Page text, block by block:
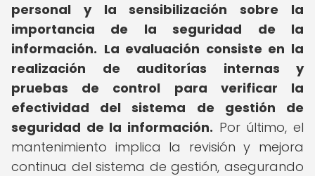
personal y la sensibilización sobre la
importancia de la seguridad de la
información. La evaluación consiste en la
realización de auditorías internas y
pruebas de control para verificar la
efectividad del sistema de gestión de
seguridad de la información. Por último, el
mantenimiento implica la revisión y mejora
continua del sistema de gestión, asegurando